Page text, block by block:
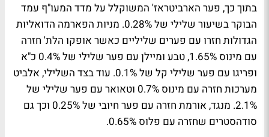
בתוך כך, פער הארביטראז' המשוקלל על מדד המעו"ף עמד
הבוקר בשיעור שלילי של 0.28%. מניות הפארמה הדואליות
הגדולות חזרו עם פערים שליליים כאשר אופקו הלת' חזרה
עם מינוס 1.65%, טבע ומיילן עם פער שלילי של 0.4% כ"א
ופריגו עם פער שלילי קל של 0.1%. עוד בצד השלילי, אלביט
מערכות חזרה עם מינוס 0.7% וטאואר עם פער שלילי של
2.1%. מנגד, אורמת חזרה עם פער חיובי של 0.25% וכך גם
סודהסטרים שחזרה עם פלוס 0.65%.